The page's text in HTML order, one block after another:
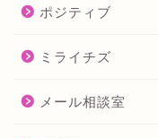
ポジティブ
ミライチズ
メール相談室